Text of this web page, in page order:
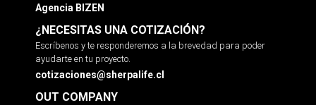
Agencia BIZEN
¿NECESITAS UNA COTIZACIÓN?
Escríbenos y te responderemos a la brevedad para poder
ayudarte en tu proyecto.
cotizaciones@sherpalife.cl
OUT COMPANY